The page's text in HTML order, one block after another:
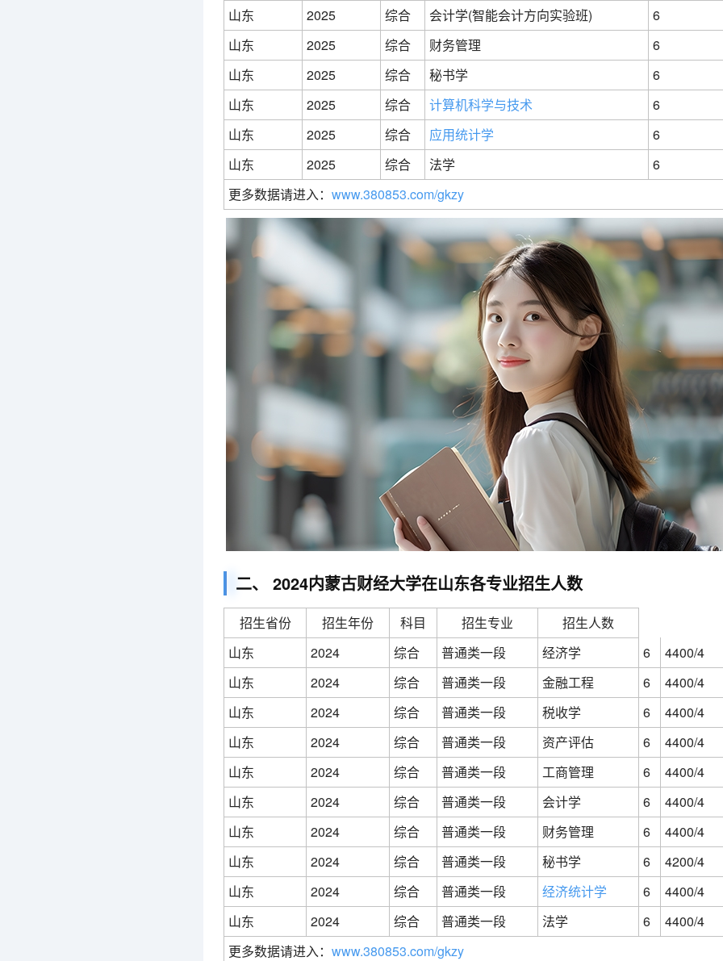
山东
2025 综合 会计学(智能会计方向实验班)
6
山东
2025 综合 财务管理
6
山东
2025 综合 秘书学
6
山东
2025 综合 计算机科学与技术
6
山东
2025 综合 应用统计学
6
山东
2025 综合 法学
6
更多数据请进入： www.380853.com/gkzy
二、 2024内蒙古财经大学在山东各专业招生人数
招生省份 招生年份 科目 招生专业
招生人数
山东
2024 综合 普通类一段 经济学 6
4400/4
山东
2024 综合 普通类一段 金融工程 6
4400/4
山东
2024 综合 普通类一段 税收学 6
4400/4
山东
2024 综合 普通类一段 资产评估 6
4400/4
山东
2024 综合 普通类一段 工商管理 6
4400/4
山东
2024 综合 普通类一段 会计学 6
4400/4
山东
2024 综合 普通类一段 财务管理 6
4400/4
山东
2024 综合 普通类一段 秘书学 6
4200/4
山东
2024 综合 普通类一段 经济统计学 6
4400/4
山东
2024 综合 普通类一段 法学 6
4400/4
更多数据请进入： www.380853.com/gkzy